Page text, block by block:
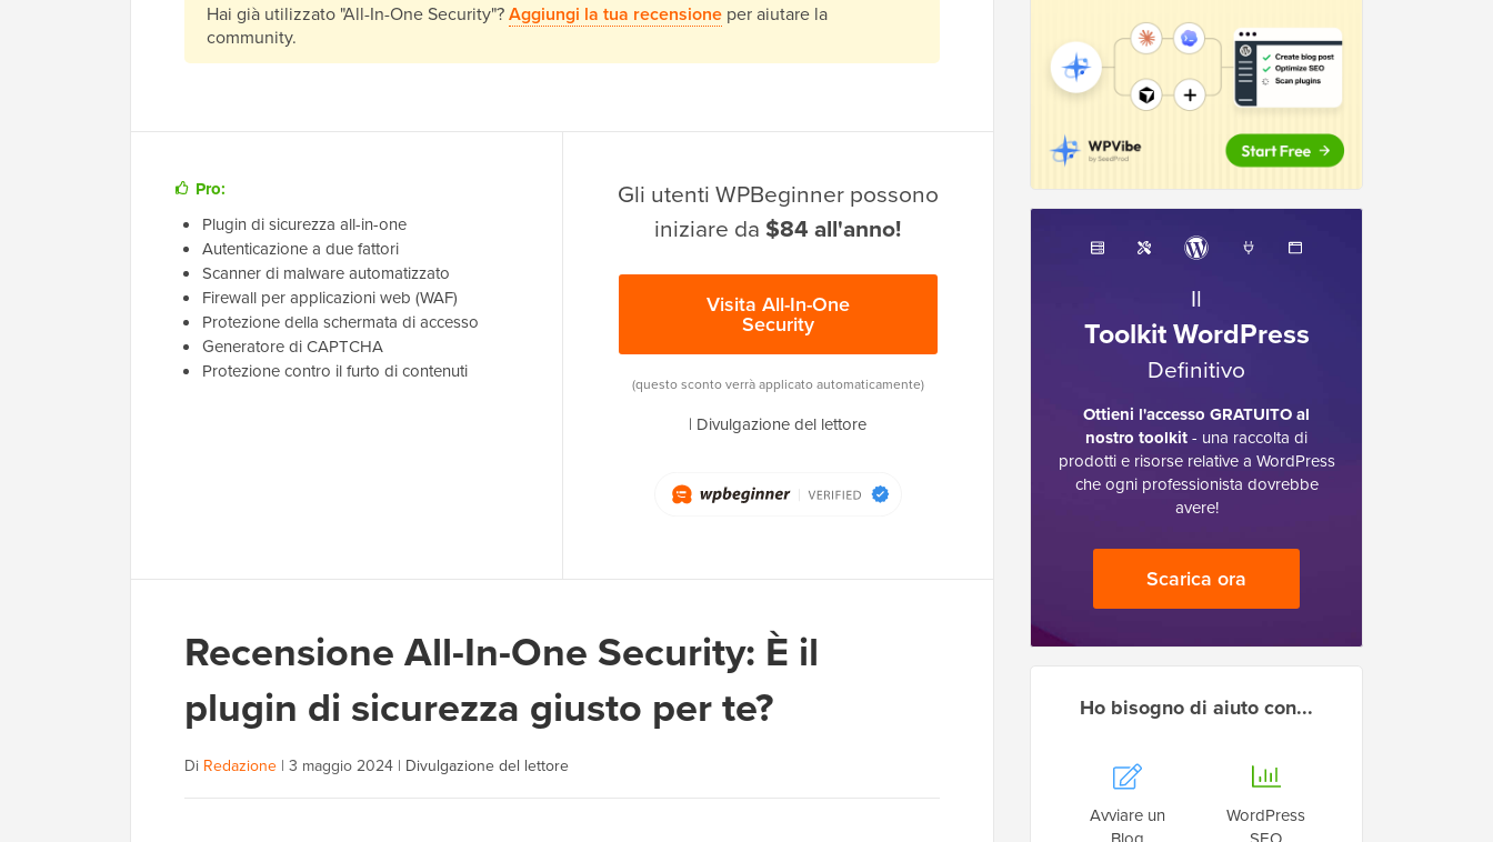
Hai già utilizzato "All-In-One Security"?Aggiungi la tua recensione per aiutare la
community.
Pro:
Plugin di sicurezza all-in-one
Autenticazione a due fattori
Scanner di malware automatizzato
Firewall per applicazioni web (WAF)
Protezione della schermata di accesso
Generatore di CAPTCHA
Protezione contro il furto di contenuti
Gli utenti WPBeginner possono
iniziare da$84 all'anno!
Visita All-In-One
Security
(questo sconto verrà applicato automaticamente)
| Divulgazione del lettore
Recensione All-In-One Security: È il
plugin di sicurezza giusto per te?
Di Redazione | 3 maggio 2024 | Divulgazione del lettore
Il
Toolkit WordPress
Definitivo
Ottieni l'accesso GRATUITO al
nostro toolkit- una raccolta di
prodotti e risorse relative a WordPress
che ogni professionista dovrebbe
avere!
Scarica ora
Ho bisogno di aiuto con...
Avviare un
WordPress